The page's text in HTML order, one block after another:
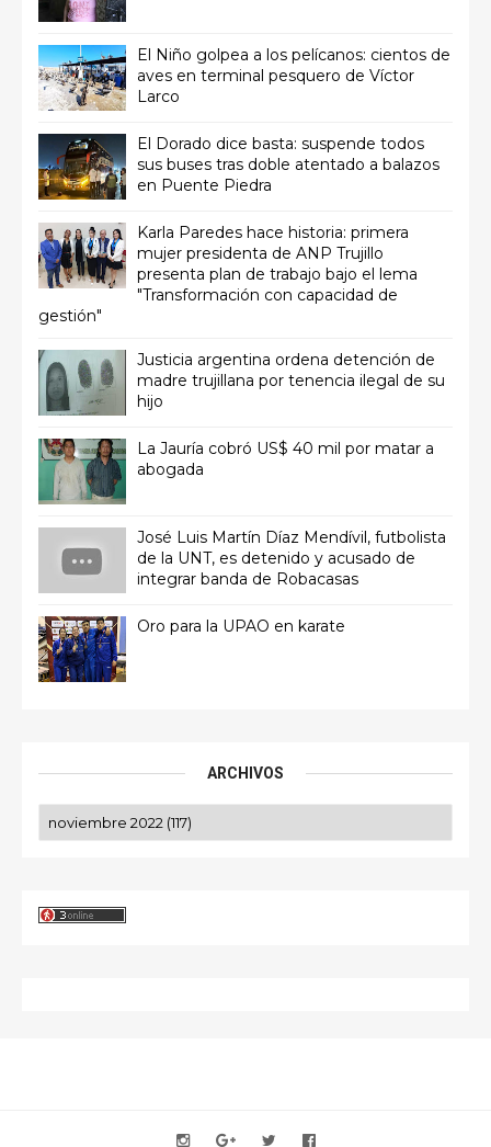
El Niño golpea a los pelícanos: cientos de
aves en terminal pesquero de Víctor
Larco
El Dorado dice basta: suspende todos
sus buses tras doble atentado a balazos
en Puente Piedra
Karla Paredes hace historia: primera
mujer presidenta de ANP Trujillo
presenta plan de trabajo bajo el lema
"Transformación con capacidad de
gestión"
Justicia argentina ordena detención de
madre trujillana por tenencia ilegal de su
hijo
La Jauría cobró US$ 40 mil por matar a
abogada
José Luis Martín Díaz Mendívil, futbolista
de la UNT, es detenido y acusado de
integrar banda de Robacasas
Oro para la UPAO en karate
ARCHIVOS